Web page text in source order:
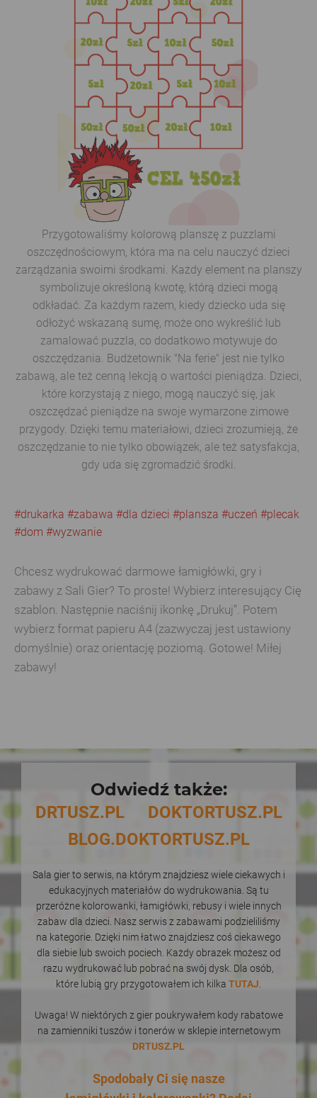
Przygotowaliśmy kolorową planszę z puzzlami
oszczędnościowym, która ma na celu nauczyć dzieci
zarządzania swoimi środkami. Każdy element na planszy
symbolizuje określoną kwotę, którą dzieci mogą
odkładać. Za każdym razem, kiedy dziecko uda się
odłożyć wskazaną sumę, może ono wykreślić lub
zamalować puzzla, co dodatkowo motywuje do
oszczędzania. Budżetownik "Na ferie" jest nie tylko
zabawą, ale też cenną lekcją o wartości pieniądza. Dzieci,
które korzystają z niego, mogą nauczyć się, jak
oszczędzać pieniądze na swoje wymarzone zimowe
przygody. Dzięki temu materiałowi, dzieci zrozumieją, że
oszczędzanie to nie tylko obowiązek, ale też satysfakcja,
gdy uda się zgromadzić środki.
#drukarka #zabawa #dla dzieci #plansza #uczeń #plecak
#dom #wyzwanie
Chcesz wydrukować darmowe łamigłówki, gry i
zabawy z Sali Gier? To proste! Wybierz interesujący Cię
szablon. Następnie naciśnij ikonkę „Drukuj”. Potem
wybierz format papieru A4 (zazwyczaj jest ustawiony
domyślnie) oraz orientację poziomą. Gotowe! Miłej
zabawy!
Odwiedź także:
DRTUSZ.PL
DOKTORTUSZ.PL
BLOG.DOKTORTUSZ.PL
Sala gier to serwis, na którym znajdziesz wiele ciekawych i
edukacyjnych materiałów do wydrukowania. Są tu
przeróżne kolorowanki, łamigłówki, rebusy i wiele innych
zabaw dla dzieci. Nasz serwis z zabawami podzieliliśmy
na kategorie. Dzięki nim łatwo znajdziesz coś ciekawego
dla siebie lub swoich pociech. Każdy obrazek możesz od
razu wydrukować lub pobrać na swój dysk. Dla osób,
które lubią gry przygotowałem ich kilka TUTAJ
Uwaga! W niektórych z gier poukrywałem kody rabatowe
na zamienniki tuszów i tonerów w sklepie internetowym
DRTUSZ.PL
Spodobały Ci się nasze